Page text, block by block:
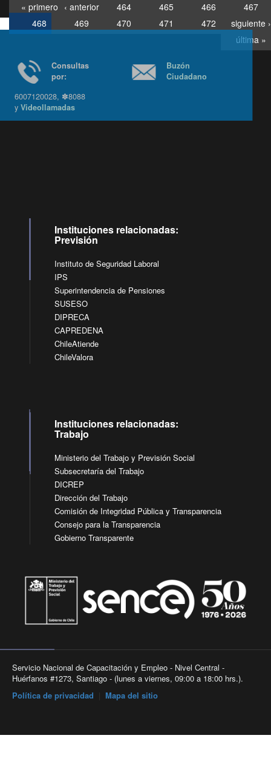
« primero ‹ anterior 464 465 466
467
468
469 470 471 472
siguiente ›
última »
Consultas
6007120028, ✽8088
yVideollamadas
Buzón
Ciudadano
Instituciones relacionadas:
Previsión
Instituto de Seguridad Laboral
IPS
Superintendencia de Pensiones
SUSESO
DIPRECA
CAPREDENA
ChileAtiende
ChileValora
Instituciones relacionadas:
Trabajo
Ministerio del Trabajo y Previsión Social
Subsecretaría del Trabajo
DICREP
Dirección del Trabajo
Comisión de Integridad Pública y Transparencia
Consejo para la Transparencia
Gobierno Transparente
Servicio Nacional de Capacitación y Empleo - Nivel Central -
Huérfanos #1273, Santiago - (lunes a viernes, 09:00 a 18:00 hrs.).
Política de privacidad
Mapa del sitio